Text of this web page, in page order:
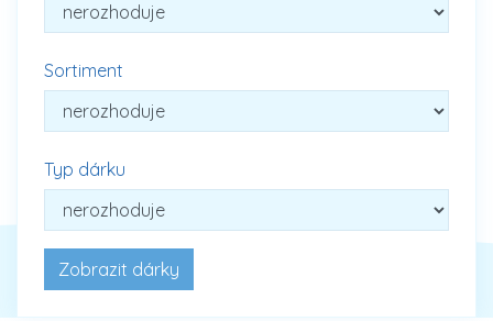
Sortiment
Typ dárku